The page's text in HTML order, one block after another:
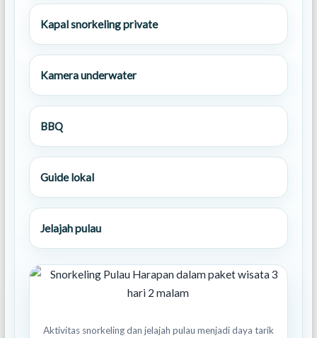
Kapal snorkeling private
Kamera underwater
BBQ
Guide lokal
Jelajah pulau
Aktivitas snorkeling dan jelajah pulau menjadi daya tarik